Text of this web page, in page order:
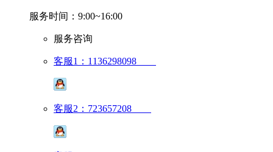
服务时间：9:00~16:00
服务咨询
客服1：1136298098
客服2：723657208